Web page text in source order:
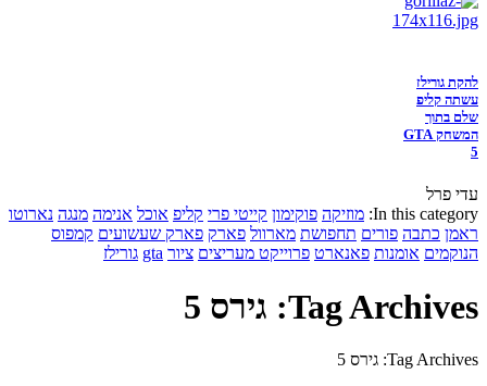
להקת גורילז
עשתה קליפ
שלם בתוך
המשחק GTA
5
עדי פרל
In this category: מוזיקה פוקימון קייטי פרי קליפ אוכל אנימה מנגה נארוטו
ראמן כתבה פורים תחפושת מארוול פארק פארק שעשועים קמפוס
הנוקמים אומנות פאנארט פרוייקט מעריצים ציור gta גורילז
Tag Archives: גירס 5
Tag Archives: גירס 5